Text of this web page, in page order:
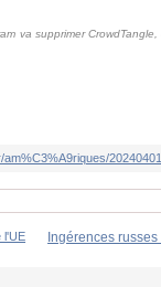
va supprimer
am%C3%A9riques/
Ingérences